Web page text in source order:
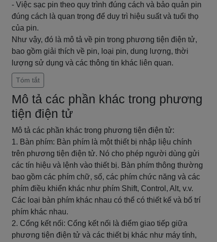
- Việc sạc pin theo quy trình đúng cách và bảo quản pin
đúng cách là quan trọng để duy trì hiệu suất và tuổi thọ
của pin.
Như vậy, đó là mô tả về pin trong phương tiện điện tử,
bao gồm giải thích về pin, loại pin, dung lượng, thời
lượng sử dụng và các thông tin khác liên quan.
Tóm tắt
Mô tả các phần khác trong phương
tiện điện tử
Mô tả các phần khác trong phương tiện điện tử:
1. Bàn phím: Bàn phím là một thiết bị nhập liệu chính
trên phương tiện điện tử. Nó cho phép người dùng gửi
các tín hiệu và lệnh vào thiết bị. Bàn phím thông thường
bao gồm các phím chữ, số, các phím chức năng và các
phím điều khiển khác như phím Shift, Control, Alt, v.v.
Các loại bàn phím khác nhau có thể có thiết kế và bố trí
phím khác nhau.
2. Cổng kết nối: Cổng kết nối là điểm giao tiếp giữa
phương tiện điện tử và các thiết bị khác như máy tính,